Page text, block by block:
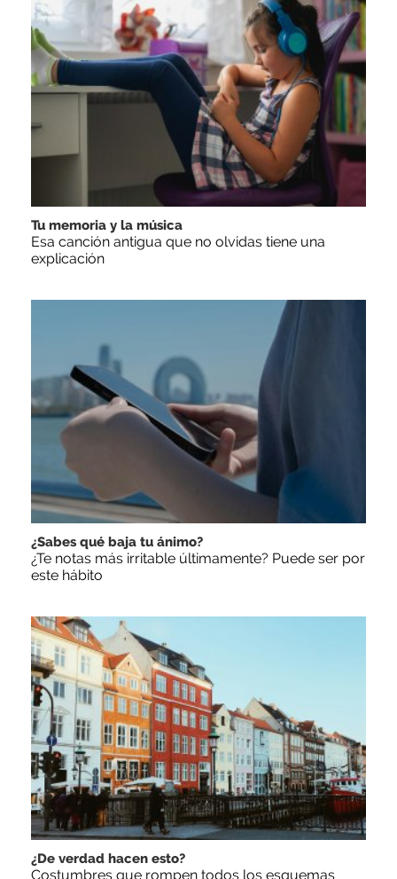
Tu memoria y la música
Esa canción antigua que no olvidas tiene una
explicación
¿Sabes qué baja tu ánimo?
¿Te notas más irritable últimamente? Puede ser por
este hábito
¿De verdad hacen esto?
Costumbres que rompen todos los esquemas